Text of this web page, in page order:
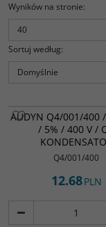
Wyników na stronie:
Sortuj według:
AUDYN Q4/001/400
/ 5% / 400 V /
Q4/001/400
12.68PLN